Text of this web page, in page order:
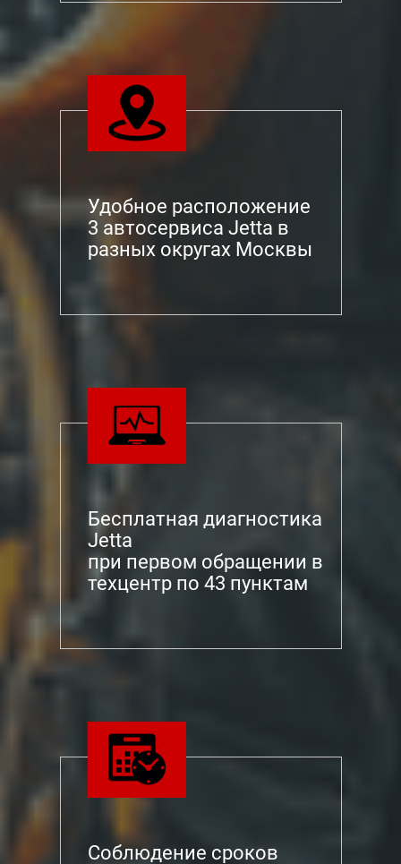
Удобное расположение
3 автосервиса Jetta в
разных округах Москвы
Бесплатная диагностика
Jetta
при первом обращении в
техцентр по 43 пунктам
Соблюдение сроков